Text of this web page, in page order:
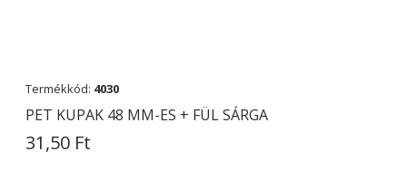
Termékkód: 4030
PET KUPAK 48 MM-ES + FÜL SÁRGA
31,50 Ft